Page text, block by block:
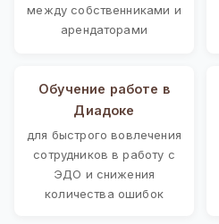
между собственниками и
арендаторами
Обучение работе в
Диадоке
для быстрого вовлечения
сотрудников в работу с
ЭДО и снижения
количества ошибок